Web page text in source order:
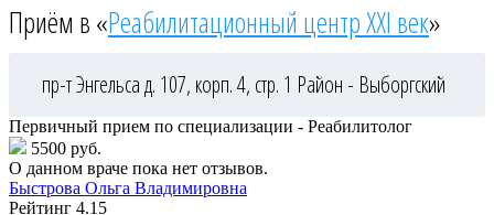
Приём в «Реабилитационный центр XXI век»
пр-т Энгельса д. 107, корп. 4, стр. 1 Район - Выборгский
Первичный прием по специализации - Реабилитолог
5500 руб.
О данном враче пока нет отзывов.
Быстрова Ольга Владимировна
Рейтинг 4.15